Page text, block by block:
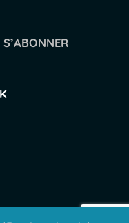
S’ABONNER